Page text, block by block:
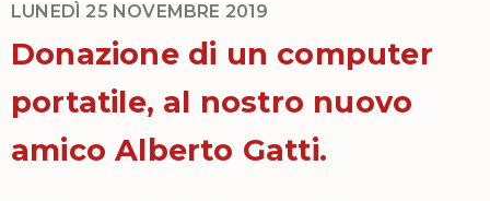
LUNEDÌ 25 NOVEMBRE 2019
Donazione di un computer
portatile, al nostro nuovo
amico Alberto Gatti.